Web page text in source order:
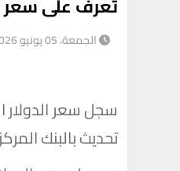
الجمعة، 05 يونيو 2026 01:46 م
تحديث بالبنك المركزى أمس